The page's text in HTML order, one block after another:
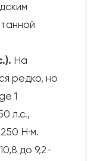
На
редко, но
1
л.с.,
Н·м.
до 9,2-